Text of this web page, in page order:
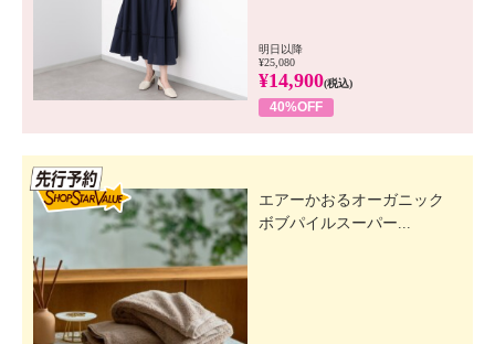
明日以降
¥25,080
¥14,900(税込)
40%OFF
エアーかおるオーガニック
ボブパイルスーパー...